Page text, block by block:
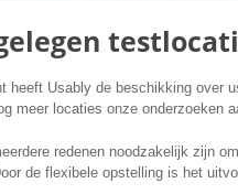
heeft Usably de beschikking over
meer locaties onze onderzoeken
redenen noodzakelijk zijn
de flexibele opstelling is het